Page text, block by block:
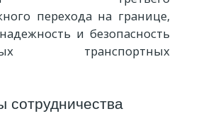
перехода на границе,
и безопасность
транспортных
сотрудничества